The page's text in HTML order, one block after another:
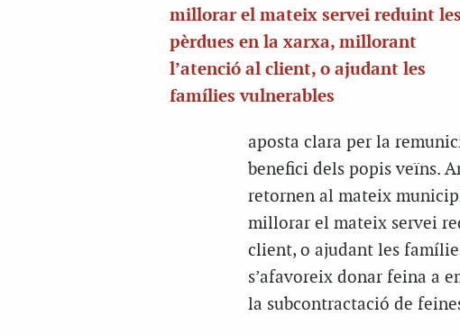
millorar el mateix servei reduint les
pèrdues en la xarxa, millorant
l’atenció al client, o ajudant les
famílies vulnerables
aposta clara per la
benefici dels popis veïns.
retornen al mateix
millorar el mateix servei
client, o ajudant les
s’afavoreix donar feina a
la subcontractació de